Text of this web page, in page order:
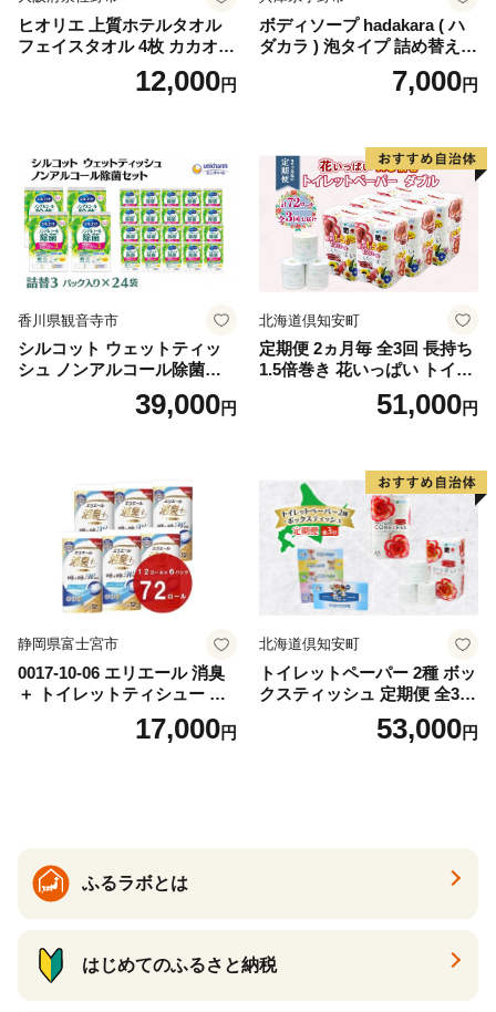
ヒオリエ 上質ホテルタオル
フェイスタオル 4枚 カカオ
【タオル 泉州タオル 吸水 普
段使い 無地 シンプル 日用品
12,000円
ボディソープ hadakara ( ハ
ダカラ ) 泡タイプ 詰め替え 4
40ml×4袋 ボディーソープ 泡
ボディソープ 泡 日用品 消耗
泡石鹸 石鹸 兵庫 兵庫県 小野
7,000円
香川県観音寺市
シルコット ウェットティッ
シュ ノンアルコール除菌詰
替（43枚×3P）×24袋 日用品
おもちゃ 拭き取り 手拭き 外
39,000円
北海道倶知安町
定期便 2ヵ月毎 全3回 長持ち
1.5倍巻き 花いっぱい トイレ
ットペーパー ダブル 45ｍ 計
72ロール 全18種 花柄 プリン
ー 消耗品 備蓄 送料無料 北海
道 倶知安町 日用品
51,000円
静岡県富士宮市
0017-10-06 エリエール 消臭
＋ トイレットティシュー し
っかり香るフレッシュクリア
の香り ダブル 12ロール×6パ
17,000円
北海道倶知安町
トイレットペーパー 2種 ボッ
クスティッシュ 定期便 全3
回 日本製 まとめ買い 防災
常備品 日用雑貨 消耗品 生活
53,000円
ふるラボとは
はじめてのふるさと納税